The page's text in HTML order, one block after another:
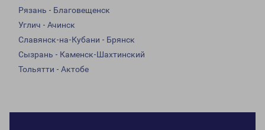
Рязань - Благовещенск
Углич - Ачинск
Славянск-на-Кубани - Брянск
Сызрань - Каменск-Шахтинский
Тольятти - Актобе